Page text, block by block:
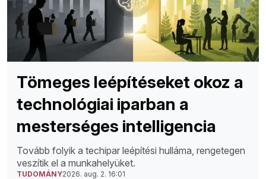
Tömeges leépítéseket okoz a
technológiai iparban a
mesterséges intelligencia
Tovább folyik a techipar leépítési hulláma, rengetegen
veszítik el a munkahelyüket.
TUDOMÁNY2026. aug. 2. 16:01